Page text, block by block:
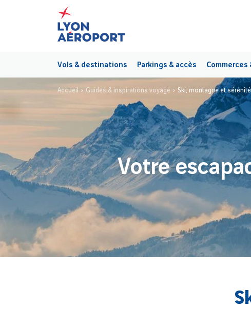
Vols & destinations Parkings & accès Commerces
Accueil Guides & inspirations voyage Ski, montagne et sérénité
Votre